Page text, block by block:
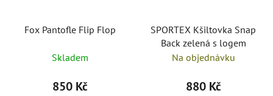
Fox Pantofle Flip Flop
Skladem
850 Kč
SPORTEX Kšiltovka Snap
Back zelená s logem
Na objednávku
880 Kč